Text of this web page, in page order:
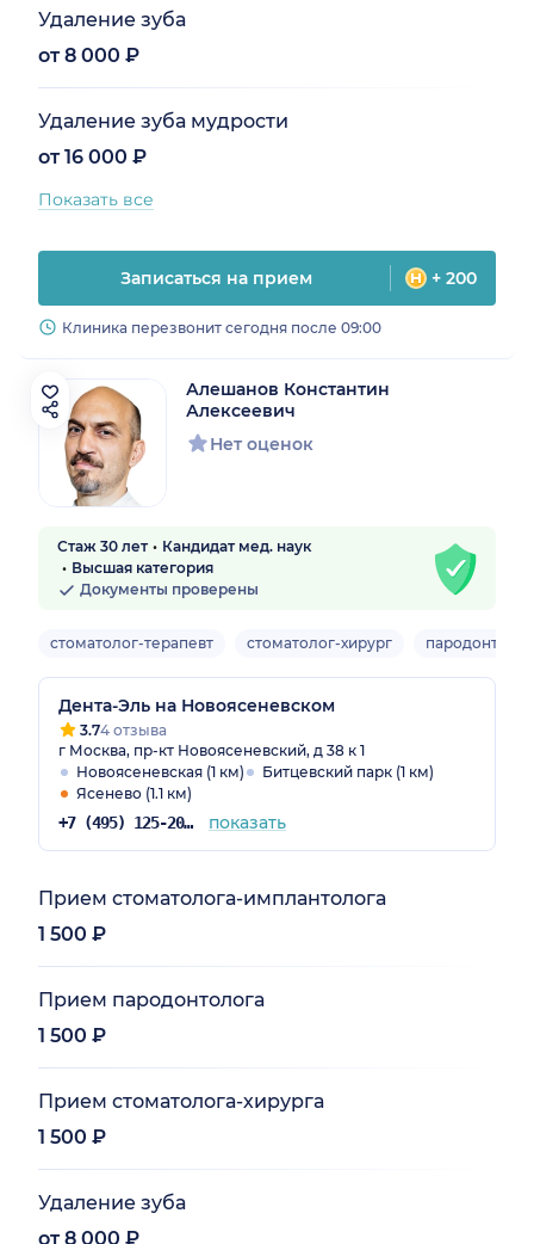
Удаление зуба
от 8 000 ₽
Удаление зуба мудрости
от 16 000 ₽
Показать все
Записаться на прием + 200
Клиника перезвонит сегодня после 09:00
Алешанов Константин
Алексеевич
Нет оценок
Стаж 30 лет
Кандидат мед. наук
Высшая категория
Документы проверены
стоматолог-терапевт стоматолог-хирург пародонтолог
Дента-Эль на Новоясеневском
3.74 отзыва
г Москва, пр-кт Новоясеневский, д 38 к 1
Новоясеневская (1 км)
Битцевский парк (1 км)
Ясенево (1.1 км)
+7 (495) 125-20-98 показать
Прием стоматолога-имплантолога
1 500 ₽
Прием пародонтолога
1 500 ₽
Прием стоматолога-хирурга
1 500 ₽
Удаление зуба
от 8 000 ₽